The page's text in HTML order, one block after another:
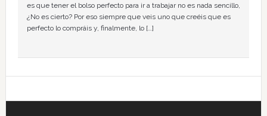
es que tener el bolso perfecto para ir a trabajar no es nada sencillo,
¿No es cierto? Por eso siempre que veis uno que creéis que es
perfecto lo compráis y, finalmente, lo […]